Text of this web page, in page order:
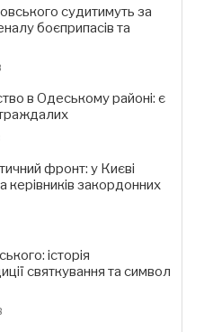
судитимуть за
боєприпасів та
в Одеському районі: є
фронт: у Києві
керівників закордонних
історія
святкування та символ